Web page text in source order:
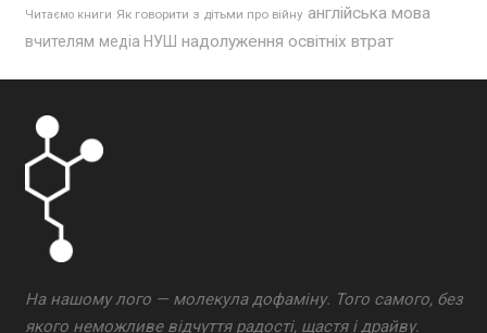
Читаємо книги Як говорити з дітьми про війну англійська мова
вчителям медіа НУШ надолуження освітніх втрат
На нашому лого — молекула дофаміну. Того самого, без
якого неможливе відчуття радості, щастя і драйву.